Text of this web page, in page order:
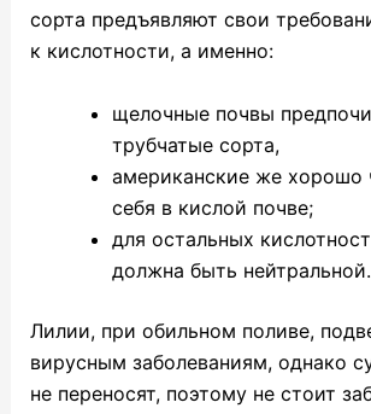
сорта предъявляют свои
к кислотности, а именно:
щелочные почвы
трубчатые сорта,
американские же хорошо
себя в кислой почве;
для остальных
должна быть нейтральной.
Лилии, при обильном поливе,
вирусным заболеваниям, однако
не переносят, поэтому не стоит